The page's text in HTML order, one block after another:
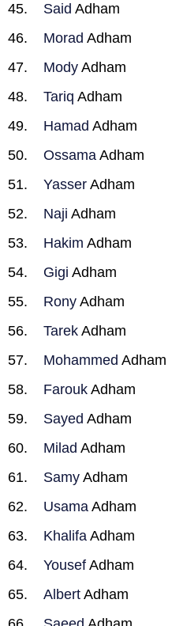
Said Adham
Morad Adham
Mody Adham
Tariq Adham
Hamad Adham
Ossama Adham
Yasser Adham
Naji Adham
Hakim Adham
Gigi Adham
Rony Adham
Tarek Adham
Mohammed Adham
Farouk Adham
Sayed Adham
Milad Adham
Samy Adham
Usama Adham
Khalifa Adham
Yousef Adham
Albert Adham